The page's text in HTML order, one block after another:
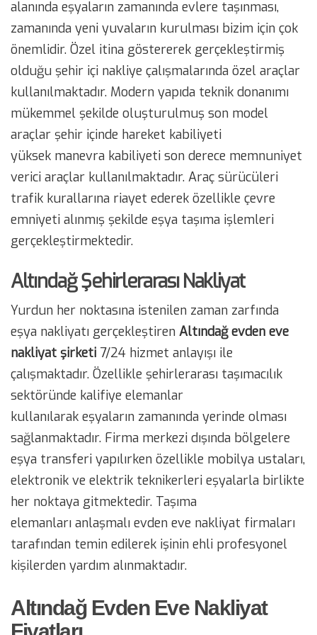
alanında eşyaların zamanında evlere taşınması,
zamanında yeni yuvaların kurulması bizim için çok
önemlidir. Özel itina göstererek gerçekleştirmiş
olduğu şehir içi nakliye çalışmalarında özel araçlar
kullanılmaktadır. Modern yapıda teknik donanımı
mükemmel şekilde oluşturulmuş son model
araçlar şehir içinde hareket kabiliyeti
yüksek manevra kabiliyeti son derece memnuniyet
verici araçlar kullanılmaktadır. Araç sürücüleri
trafik kurallarına riayet ederek özellikle çevre
emniyeti alınmış şekilde eşya taşıma işlemleri
gerçekleştirmektedir.
Altındağ Şehirlerarası Nakliyat
Yurdun her noktasına istenilen zaman zarfında
eşya nakliyatı gerçekleştiren Altındağ evden eve
nakliyat şirketi 7/24 hizmet anlayışı ile
çalışmaktadır. Özellikle şehirlerarası taşımacılık
sektöründe kalifiye elemanlar
kullanılarak eşyaların zamanında yerinde olması
sağlanmaktadır. Firma merkezi dışında bölgelere
eşya transferi yapılırken özellikle mobilya ustaları,
elektronik ve elektrik teknikerleri eşyalarla birlikte
her noktaya gitmektedir. Taşıma
elemanları anlaşmalı evden eve nakliyat firmaları
tarafından temin edilerek işinin ehli profesyonel
kişilerden yardım alınmaktadır.
Altındağ Evden Eve Nakliyat